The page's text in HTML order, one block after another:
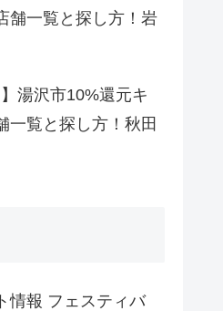
舗一覧と探し方！岩
湯沢市10%還元キ
一覧と探し方！秋田
情報 フェスティバ